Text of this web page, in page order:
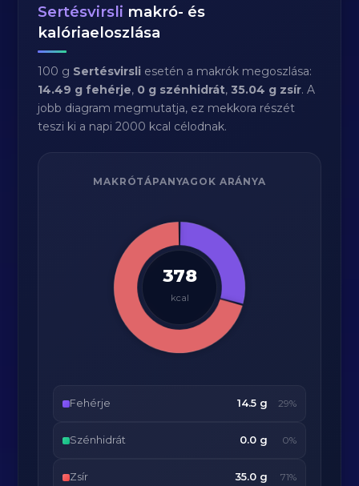
Sertésvirsli makró- és
kalóriaeloszlása
100 g Sertésvirsli esetén a makrók megoszlása:
14.49 g fehérje, 0 g szénhidrát,35.04 g zsír. A
jobb diagram megmutatja, ez mekkora részét
teszi ki a napi 2000 kcal célodnak.
MAKRÓTÁPANYAGOK ARÁNYA
378
kcal
Fehérje 14.5 g 29%
Szénhidrát 0.0 g 0%
Zsír 35.0 g 71%